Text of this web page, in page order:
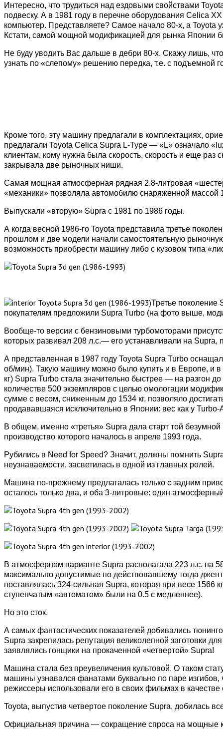
Интересно, что трудиться над ездовыми свойствами
подвеску. А в 1981 году в перечне оборудования Celica
компьютер. Представляете? Самое начало 80-х, а Toyota
Кстати, самой мощной модификацией для рынка Японии
Не буду уводить Вас дальше в дебри 80-х. Скажу лишь,
узнать по «слепому» решению передка, т.е. с подъемной
Кроме того, эту машину предлагали в комплектациях,
предлагали Toyota Celica Supra L-Type — «L» означало
клиентам, кому нужна была скорость, скорость и еще раз
закрывала две рыночных ниши.
Самая мощная атмосферная рядная 2.8-литровая
«механики» позволяла автомобилю снаряженной массой
Выпускали «вторую» Supra с 1981 по 1986 годы.
А когда весной 1986-го Toyota представила третье
прошлом и две модели начали самостоятельную
возможность приобрести машину либо с кузовом типа
Третье поколение
покупателям предложили Supra Turbo (на фото выше,
Вообще-то версии с бензиновыми турбомоторами
которых развивал 208 л.с.— его устанавливали на
А представленная в 1987 году Toyota Supra Turbo
об/мин). Такую машину можно было купить и в Европе, и
кг) Supra Turbo стала значительно быстрее — на разгон
количестве 500 экземпляров с целью омологации
сумме с весом, сниженным до 1534 кг, позволяло
продававшаяся исключительно в Японии: вес как у Turbo-
В общем, именно «третья» Supra дала старт той
производство которого началось в апреле 1993 года.
Рубились в Need for Speed? Значит, должны помнить
неузнаваемости, засветилась в одной из главных ролей.
Машина по-прежнему предлагалась только с задним
осталось только два, и оба 3-литровые: один
В атмосферном варианте Supra располагала 223 л.с. на
максимально допустимые по действовавшему тогда
поставлялась 324-сильная Supra, которая при весе 1566
ступенчатым «автоматом» были на 0.5 с медленнее).
Но это сток.
А самых фантастических показателей добивались
Supra закрепилась репутация великолепной заготовки
заявлялись гонщики на прокаченной «четвертой» Supra!
Машина стала без преувеличения культовой. О таком
машины узнавался фанатами буквально по паре изгибов,
режиссеры использовали его в своих фильмах в
Toyota, выпустив четвертое поколение Supra, добилась
Официальная причина — сокращение спроса на мощные